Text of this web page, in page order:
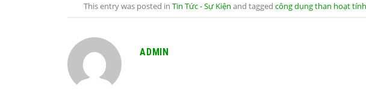
This entry was posted in Tin Tức - Sự Kiện and tagged công dụng than hoạt
ADMIN